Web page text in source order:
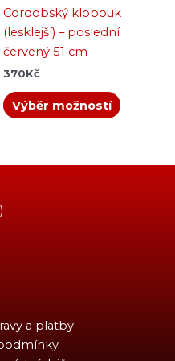
Cordobský klobouk
(lesklejší) – poslední
červený 51 cm
370Kč
Výběr možností
a platby